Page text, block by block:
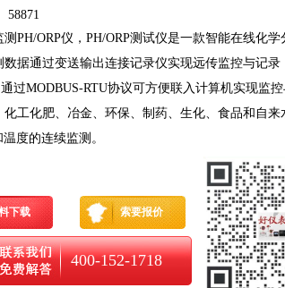
58871
测PH/ORP仪，PH/ORP测试仪是一款智能在线化学
数据通过变送输出连接记录仪实现远传监控与记录
通过MODBUS-RTU协议可方便联入计算机实现监
化工化肥、冶金、环保、制药、生化、食品和自来
度的连续监测。
下载 索要报价
400-152-1718